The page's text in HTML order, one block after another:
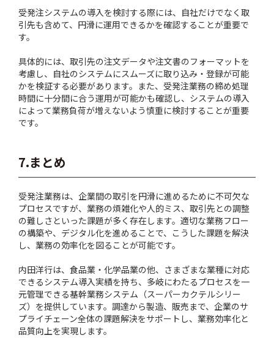
受発注システムの導入を検討する際には、自社だけでなく取
引先も含めて、円滑に運用できるかを確認することが重要で
す。
具体的には、取引先の注文データや注文書のフォーマットを
考慮し、自社のシステムにスムーズに取り込み・登録が可能
かを検証する必要があります。また、受発注業務の締め処理
時間に十分間に合う運用が可能かも確認し、システムの導入
によって業務負荷が増えないよう慎重に検討することが重要
です。
7.まとめ
受発注業務は、企業間の取引を円滑に進めるために不可欠な
プロセスですが、業務の煩雑化や人的ミス、取引先との調整
の難しさといった課題が多く存在します。適切な業務フロー
の構築や、デジタル化を進めることで、こうした課題を解決
し、業務の効率化を図ることが可能です。
内田洋行は、食品業・化学品業の他、さまざまな業種に対応
できるシステム導入実績を持ち、多岐にわたるプロセスを一
元管理できる基幹業務システム（スーパーカクテルシリー
ズ）を提供しています。調達から製造、販売まで、企業のサ
プライチェーン全体の課題解決をサポートし、業務効率化と
品質向上を実現します。